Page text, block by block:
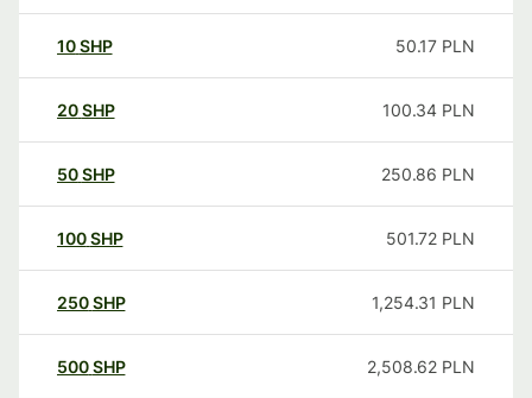
10SHP 50.17 PLN
20SHP 100.34 PLN
50SHP 250.86 PLN
100SHP 501.72 PLN
250SHP 1,254.31 PLN
500SHP 2,508.62 PLN